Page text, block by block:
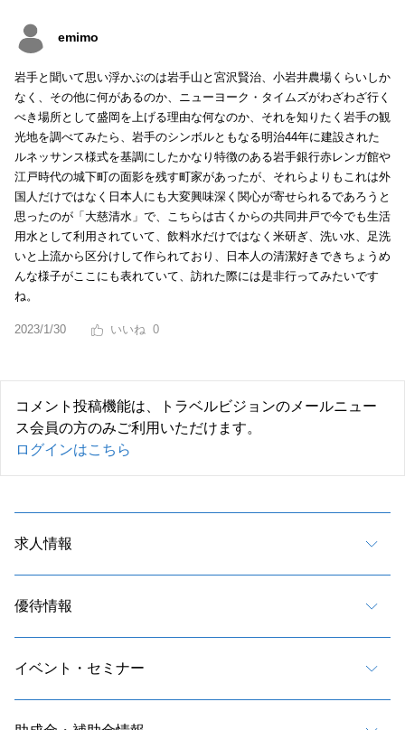
emimo
岩手と聞いて思い浮かぶのは岩手山と宮沢賢治、小岩井農場くらいしか
なく、その他に何があるのか、ニューヨーク・タイムズがわざわざ行く
べき場所として盛岡を上げる理由な何なのか、それを知りたく岩手の観
光地を調べてみたら、岩手のシンボルともなる明治44年に建設された
ルネッサンス様式を基調にしたかなり特徴のある岩手銀行赤レンガ館や
江戸時代の城下町の面影を残す町家があったが、それらよりもこれは外
国人だけではなく日本人にも大変興味深く関心が寄せられるであろうと
思ったのが「大慈清水」で、こちらは古くからの共同井戸で今でも生活
用水として利用されていて、飲料水だけではなく米研ぎ、洗い水、足洗
いと上流から区分けして作られており、日本人の清潔好きできちょうめ
んな様子がここにも表れていて、訪れた際には是非行ってみたいです
ね。
2023/1/30 0
コメント投稿機能は、トラベルビジョンのメールニュー
ス会員の方のみご利用いただけます。
ログインはこちら
求人情報
優待情報
イベント・セミナー